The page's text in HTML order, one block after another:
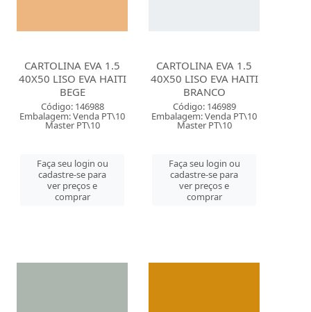
CARTOLINA EVA 1.5
40X50 LISO EVA HAITI
BEGE
Código: 146988
Embalagem: Venda PT\10
Master PT\10
Faça seu login ou
cadastre-se para
ver preços e
comprar
CARTOLINA EVA 1.5
40X50 LISO EVA HAITI
BRANCO
Código: 146989
Embalagem: Venda PT\10
Master PT\10
Faça seu login ou
cadastre-se para
ver preços e
comprar